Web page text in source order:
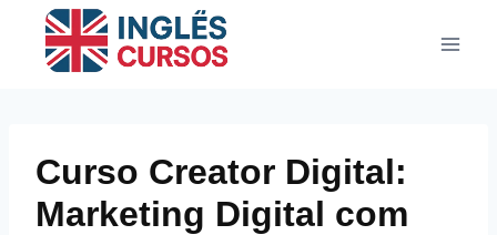
Curso Creator Digital:
Marketing Digital com